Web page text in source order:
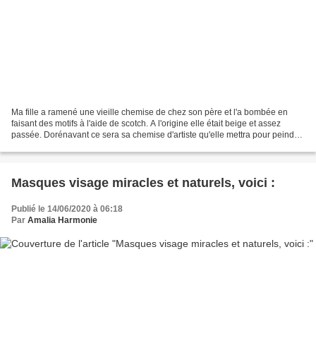
Ma fille a ramené une vieille chemise de chez son père et l'a bombée en
faisant des motifs à l'aide de scotch. A l'origine elle était beige et assez
passée. Dorénavant ce sera sa chemise d'artiste qu'elle mettra pour peindre
Masques visage miracles et naturels, voici :
Publié le 14/06/2020 à 06:18
Par Amalia Harmonie